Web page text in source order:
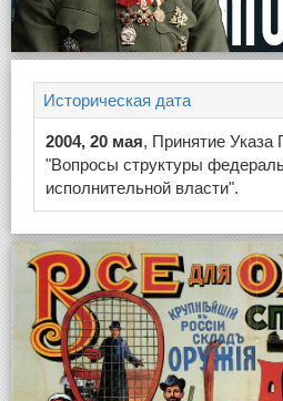
Историческая дата
2004, 20 мая, Принятие Указа
"Вопросы структуры
исполнительной власти".